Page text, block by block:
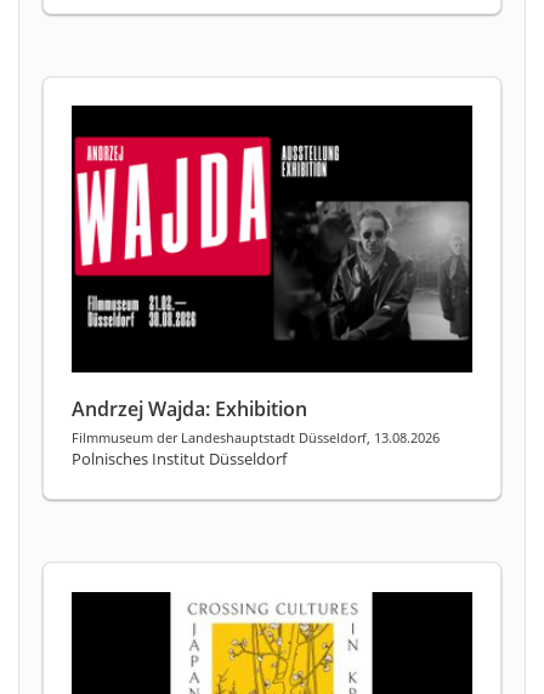
Andrzej Wajda: Exhibition
Filmmuseum der Landeshauptstadt Düsseldorf, 13.08.2026
Polnisches Institut Düsseldorf